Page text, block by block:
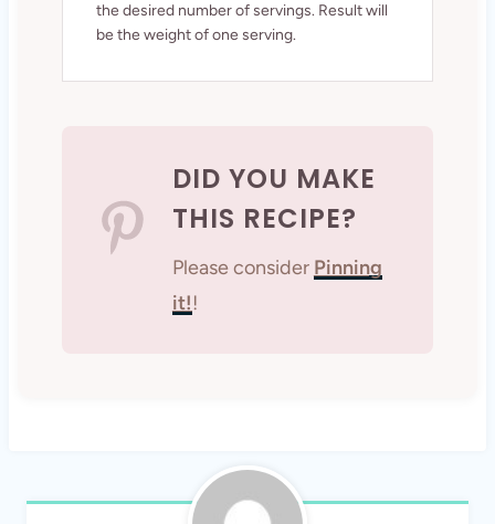
the desired number of servings. Result will
be the weight of one serving.
DID YOU MAKE
THIS RECIPE?
Please consider Pinning
it!!